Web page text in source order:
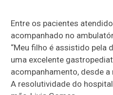
Entre os pacientes
acompanhado no
“Meu filho é assistido pela
uma excelente
acompanhamento, desde
A resolutividade do